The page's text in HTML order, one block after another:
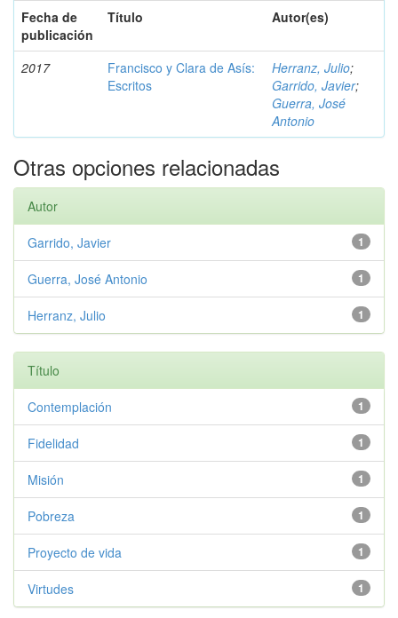
Fecha de
publicación
Título Autor(es)
2017
Francisco y Clara de Asís:
Escritos
Herranz, Julio;
Garrido, Javier;
Guerra, José
Antonio
Otras opciones relacionadas
Autor
1
Garrido, Javier
1
Guerra, José Antonio
1
Herranz, Julio
Título
1
Contemplación
1
Fidelidad
1
Misión
1
Pobreza
1
Proyecto de vida
1
Virtudes